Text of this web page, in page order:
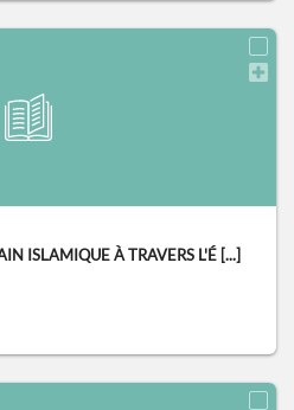
ISLAMIQUE À TRAVERS L'É [...]